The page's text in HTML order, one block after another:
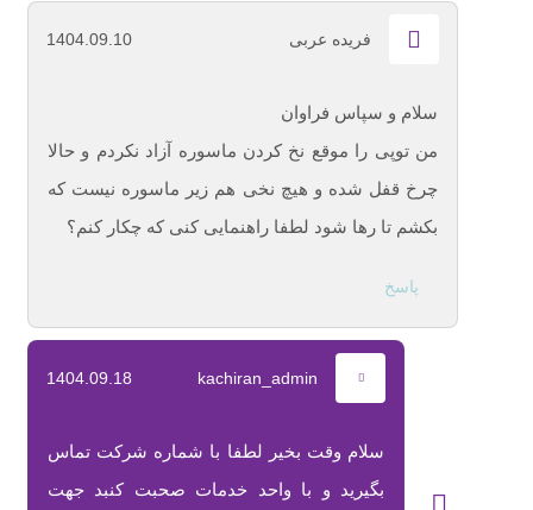
فریده عربی 1404.09.10
سلام و سپاس فراوان
من توپی را موقع نخ کردن ماسوره آزاد نکردم و حالا
چرخ قفل شده و هیچ نخی هم زیر ماسوره نیست که
بکشم تا رها شود لطفا راهنمایی کنی که چکار کنم؟
پاسخ
kachiran_admin
1404.09.18
سلام وقت بخیر لطفا با شماره شرکت تماس
بگیرید و با واحد خدمات صحبت کنبد جهت